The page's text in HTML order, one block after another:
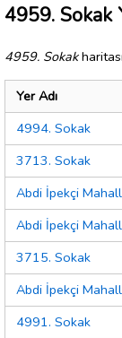
4959. Sokak
4959. Sokak
Yer Adı
4994. Sokak
3713. Sokak
Abdi İpekçi
Abdi İpekçi
3715. Sokak
Abdi İpekçi
4991. Sokak